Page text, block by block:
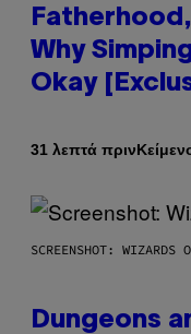
Why
Okay
31 λεπτά πριν
SCREENSHOT: WIZARDS
Dungeons